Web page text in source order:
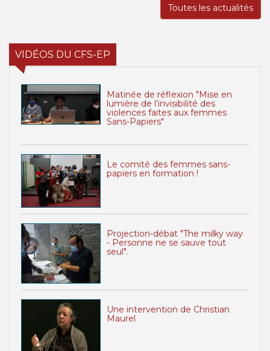
Toutes les actualités
VIDÉOS DU CFS-EP
Matinée de réflexion "Mise en
lumière de l’invisibilité des
violences faites aux femmes
Sans-Papiers"
Le comité des femmes sans-
papiers en formation !
Projection-débat "The milky way
- Personne ne se sauve tout
seul".
Une intervention de Christian
Maurel